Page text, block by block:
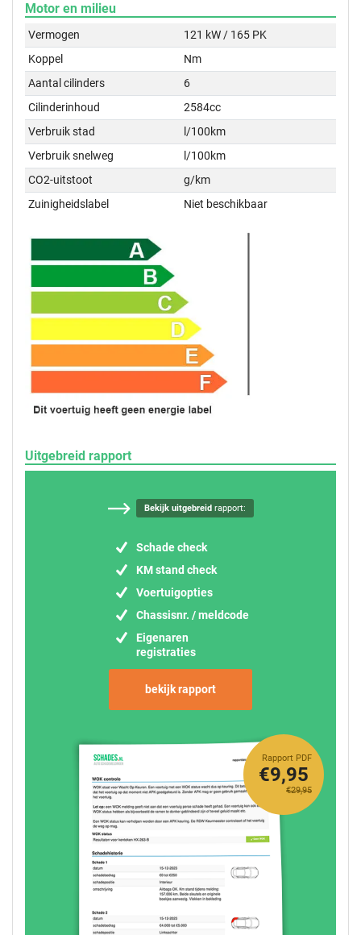
Motor en milieu
Vermogen
121 kW / 165 PK
Koppel
Nm
Aantal cilinders
6
Cilinderinhoud
2584cc
Verbruik stad
l/100km
Verbruik snelweg
l/100km
CO2-uitstoot
g/km
Zuinigheidslabel
Niet beschikbaar
Uitgebreid rapport
Bekijk uitgebreidrapport:
Schade check
KM stand check
Voertuigopties
Chassisnr. / meldcode
Eigenaren
registraties
bekijk rapport
Rapport PDF
€29,95
€9,95